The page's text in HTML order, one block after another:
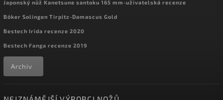
Japonský nůž Kanetsune santoku 165 mm-uživatelská recenze
Böker Solingen Tirpitz-Damascus Gold
Bestech Irida recenze 2020
Bestech Fanga recenze 2019
Archiv